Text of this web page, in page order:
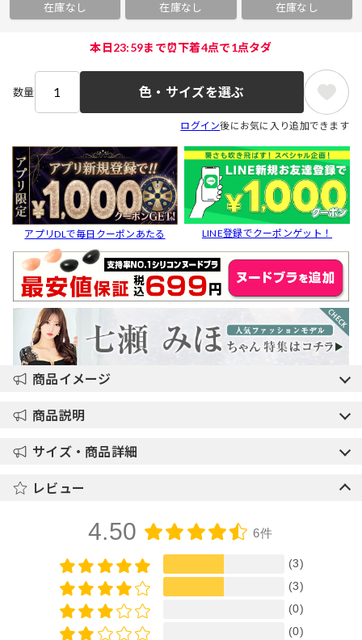
在庫なし 在庫なし 在庫なし
本日23:59まで⏰下着4点で1点タダ
数量 色・サイズを選ぶ
ログイン後にお気に入り追加できます
アプリDLで毎日クーポンあたる LINE登録でクーポンゲット！
商品イメージ
商品説明
サイズ・商品詳細
レビュー
4.50 6件
(3)
(3)
(0)
(0)